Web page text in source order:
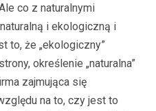
co z naturalnymi
i ekologiczną i
to, że „ekologiczny”
określenie „naturalna”
zajmująca się
na to, czy jest to